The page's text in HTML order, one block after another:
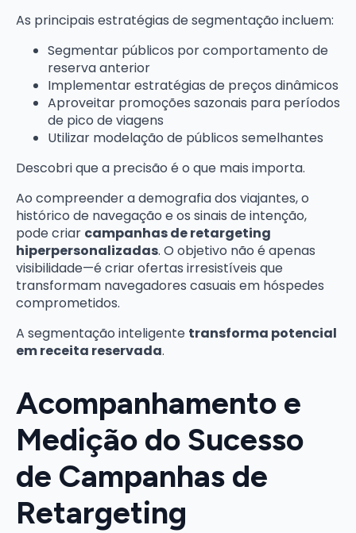
As principais estratégias de segmentação incluem:
Segmentar públicos por comportamento de
reserva anterior
Implementar estratégias de preços dinâmicos
Aproveitar promoções sazonais para períodos
de pico de viagens
Utilizar modelação de públicos semelhantes
Descobri que a precisão é o que mais importa.
Ao compreender a demografia dos viajantes, o
histórico de navegação e os sinais de intenção,
pode criar campanhas de retargeting
hiperpersonalizadas. O objetivo não é apenas
visibilidade—é criar ofertas irresistíveis que
transformam navegadores casuais em hóspedes
comprometidos.
A segmentação inteligente transforma potencial
em receita reservada.
Acompanhamento e
Medição do Sucesso
de Campanhas de
Retargeting